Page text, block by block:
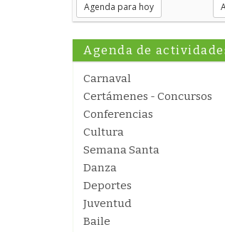
Agenda para hoy
Agenda de
Carnaval
Certámenes - Concursos
Conferencias
Cultura
Semana Santa
Danza
Deportes
Juventud
Baile